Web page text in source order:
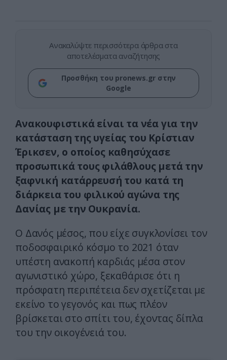
Ανακαλύψτε περισσότερα άρθρα στα
αποτελέσματα αναζήτησης
Προσθήκη του pronews.gr στην
Google
Ανακουφιστικά είναι τα νέα για την
κατάσταση της υγείας του Κρίστιαν
Έρικσεν, ο οποίος καθησύχασε
προσωπικά τους φιλάθλους μετά την
ξαφνική κατάρρευσή του κατά τη
διάρκεια του φιλικού αγώνα της
Δανίας με την Ουκρανία.
Ο Δανός μέσος, που είχε συγκλονίσει τον
ποδοσφαιρικό κόσμο το 2021 όταν
υπέστη ανακοπή καρδιάς μέσα στον
αγωνιστικό χώρο, ξεκαθάρισε ότι η
πρόσφατη περιπέτεια δεν σχετίζεται με
εκείνο το γεγονός και πως πλέον
βρίσκεται στο σπίτι του, έχοντας δίπλα
του την οικογένειά του.